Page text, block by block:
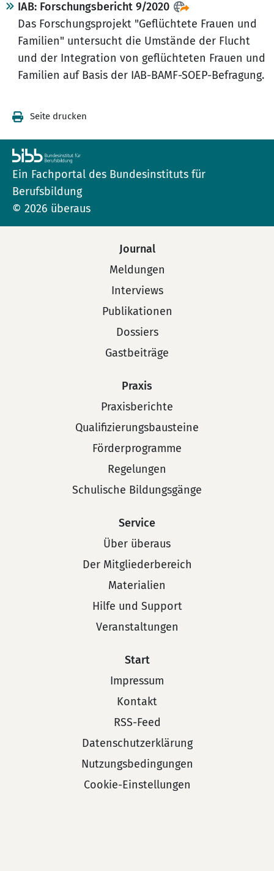
IAB: Forschungsbericht 9/2020
Das Forschungsprojekt "Geflüchtete Frauen und
Familien" untersucht die Umstände der Flucht
und der Integration von geflüchteten Frauen und
Familien auf Basis der IAB-BAMF-SOEP-Befragung.
Seite drucken
Ein Fachportal des Bundesinstituts für
Berufsbildung
© 2026 überaus
Journal
Meldungen
Interviews
Publikationen
Dossiers
Gastbeiträge
Praxis
Praxisberichte
Qualifizierungsbausteine
Förderprogramme
Regelungen
Schulische Bildungsgänge
Service
Über überaus
Der Mitgliederbereich
Materialien
Hilfe und Support
Veranstaltungen
Start
Impressum
Kontakt
RSS-Feed
Datenschutzerklärung
Nutzungsbedingungen
Cookie-Einstellungen